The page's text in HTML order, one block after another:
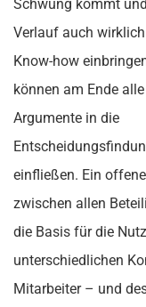
Schwung kommt
Verlauf auch
Know-how
können am Ende alle
Argumente in die
einfließen. Ein
zwischen allen
die Basis für die
unterschiedlichen
Mitarbeiter – und